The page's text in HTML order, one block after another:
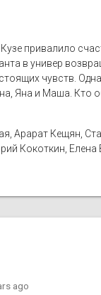
привалило
в универ
чувств.
Яна и Маша. Кто
Арарат Кещян,
Кокоткин,
ago